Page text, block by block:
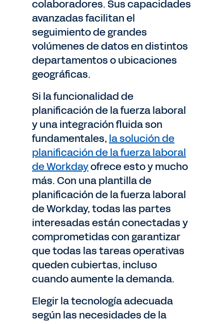
colaboradores. Sus capacidades
avanzadas facilitan el
seguimiento de grandes
volúmenes de datos en distintos
departamentos o ubicaciones
geográficas.
Si la funcionalidad de
planificación de la fuerza laboral
y una integración fluida son
fundamentales, la solución de
planificación de la fuerza laboral
de Workdayofrece esto y mucho
más. Con una plantilla de
planificación de la fuerza laboral
de Workday, todas las partes
interesadas están conectadas y
comprometidas con garantizar
que todas las tareas operativas
queden cubiertas, incluso
cuando aumente la demanda.
Elegir la tecnología adecuada
según las necesidades de la